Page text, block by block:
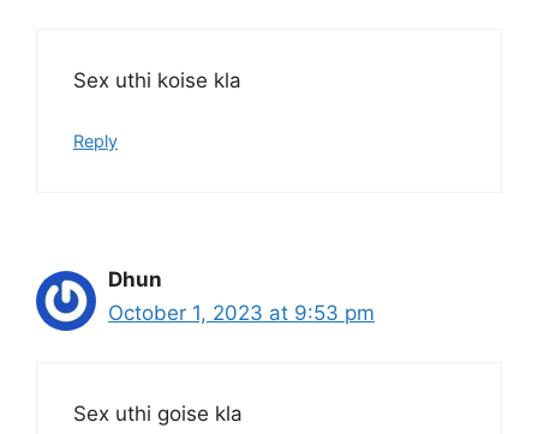
Sex uthi koise kla
Reply
Dhun
October 1, 2023 at 9:53 pm
Sex uthi goise kla